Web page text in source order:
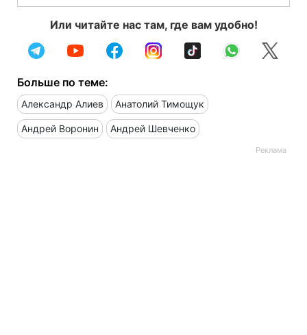
Или читайте нас там, где вам удобно!
Больше по теме:
Александр Алиев Анатолий Тимощук
Андрей Воронин Андрей Шевченко